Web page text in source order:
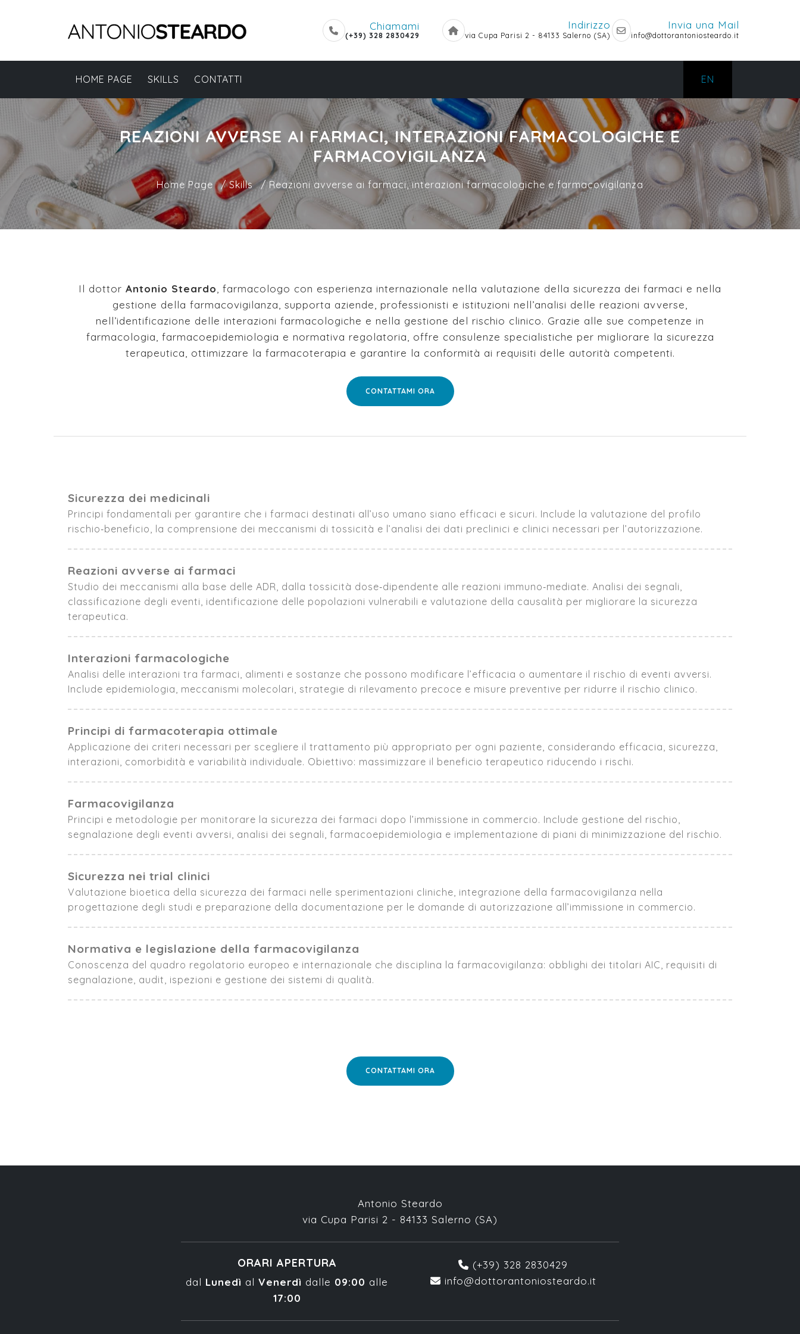
Chiamami
(+39) 328 2830429
Indirizzo
via Cupa Parisi 2 - 84133 Salerno (SA)
Invia una Mail
info@dottorantoniosteardo.it
HOME PAGE SKILLS CONTATTI EN
REAZIONI AVVERSE AI FARMACI, INTERAZIONI FARMACOLOGICHE E
FARMACOVIGILANZA
Home Page /Skills / Reazioni avverse ai farmaci, interazioni farmacologiche e farmacovigilanza
Il dottor Antonio Steardo, farmacologo con esperienza internazionale nella valutazione della sicurezza dei farmaci e nella
gestione della farmacovigilanza, supporta aziende, professionisti e istituzioni nell’analisi delle reazioni avverse,
nell’identificazione delle interazioni farmacologiche e nella gestione del rischio clinico. Grazie alle sue competenze in
farmacologia, farmacoepidemiologia e normativa regolatoria, offre consulenze specialistiche per migliorare la sicurezza
terapeutica, ottimizzare la farmacoterapia e garantire la conformità ai requisiti delle autorità competenti.
CONTATTAMI ORA
Sicurezza dei medicinali
Principi fondamentali per garantire che i farmaci destinati all’uso umano siano efficaci e sicuri. Include la valutazione del profilo
rischio‑beneficio, la comprensione dei meccanismi di tossicità e l’analisi dei dati preclinici e clinici necessari per l’autorizzazione.
Reazioni avverse ai farmaci
Studio dei meccanismi alla base delle ADR, dalla tossicità dose‑dipendente alle reazioni immuno‑mediate. Analisi dei segnali,
classificazione degli eventi, identificazione delle popolazioni vulnerabili e valutazione della causalità per migliorare la sicurezza
terapeutica.
Interazioni farmacologiche
Analisi delle interazioni tra farmaci, alimenti e sostanze che possono modificare l’efficacia o aumentare il rischio di eventi avversi.
Include epidemiologia, meccanismi molecolari, strategie di rilevamento precoce e misure preventive per ridurre il rischio clinico.
Principi di farmacoterapia ottimale
Applicazione dei criteri necessari per scegliere il trattamento più appropriato per ogni paziente, considerando efficacia, sicurezza,
interazioni, comorbidità e variabilità individuale. Obiettivo: massimizzare il beneficio terapeutico riducendo i rischi.
Farmacovigilanza
Principi e metodologie per monitorare la sicurezza dei farmaci dopo l’immissione in commercio. Include gestione del rischio,
segnalazione degli eventi avversi, analisi dei segnali, farmacoepidemiologia e implementazione di piani di minimizzazione del rischio.
Sicurezza nei trial clinici
Valutazione bioetica della sicurezza dei farmaci nelle sperimentazioni cliniche, integrazione della farmacovigilanza nella
progettazione degli studi e preparazione della documentazione per le domande di autorizzazione all’immissione in commercio.
Normativa e legislazione della farmacovigilanza
Conoscenza del quadro regolatorio europeo e internazionale che disciplina la farmacovigilanza: obblighi dei titolari AIC, requisiti di
segnalazione, audit, ispezioni e gestione dei sistemi di qualità.
CONTATTAMI ORA
Antonio Steardo
via Cupa Parisi 2 - 84133 Salerno (SA)
ORARI APERTURA
dal Lunedì al Venerdì dalle 09:00 alle
17:00
(+39) 328 2830429
info@dottorantoniosteardo.it